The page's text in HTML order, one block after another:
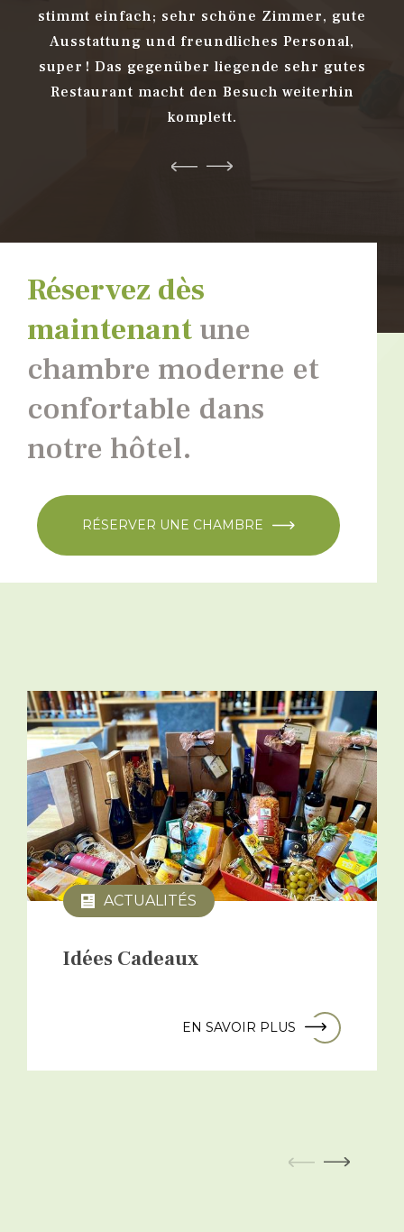
stimmt einfach; sehr schöne Zimmer, gute
Ausstattung und freundliches Personal,
super ! Das gegenüber liegende sehr gutes
Restaurant macht den Besuch weiterhin
komplett.
ERWIN RUBINGH
Réservez dès
maintenant une
chambre moderne et
confortable dans
notre hôtel.
RÉSERVER UNE CHAMBRE
ACTUALITÉS
Idées Cadeaux
EN SAVOIR PLUS